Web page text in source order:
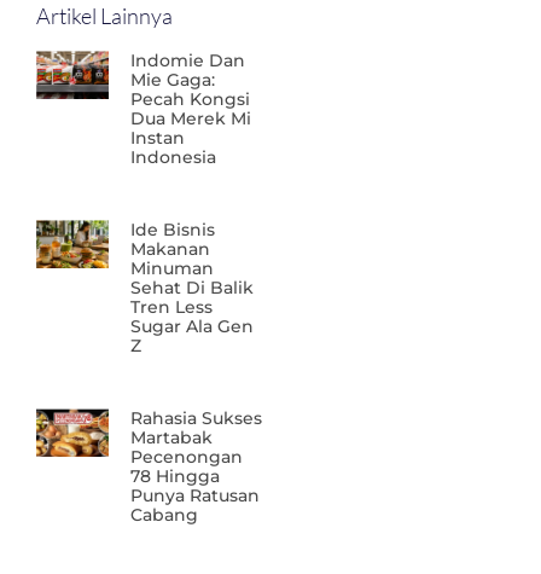
Artikel Lainnya
Indomie Dan
Mie Gaga:
Pecah Kongsi
Dua Merek Mi
Instan
Indonesia
Ide Bisnis
Makanan
Minuman
Sehat Di Balik
Tren Less
Sugar Ala Gen
Z
Rahasia Sukses
Martabak
Pecenongan
78 Hingga
Punya Ratusan
Cabang